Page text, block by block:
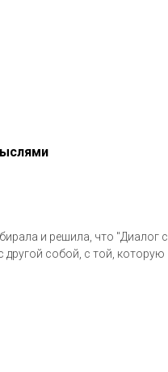
и решила, что "Диалог с
другой собой, с той, которую